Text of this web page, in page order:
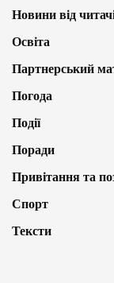
Новини від
Освіта
Партнерський
Погода
Події
Поради
Привітання та
Спорт
Тексти